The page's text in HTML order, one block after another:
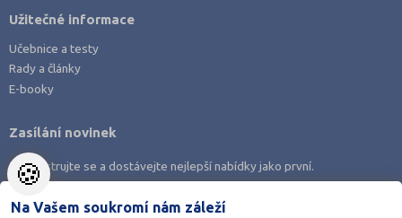
Užitečné informace
Učebnice a testy
Rady a články
E-booky
Zasílání novinek
Zaregistrujte se a dostávejte nejlepší nabídky jako první.
🍪
Na Vašem soukromí nám záleží